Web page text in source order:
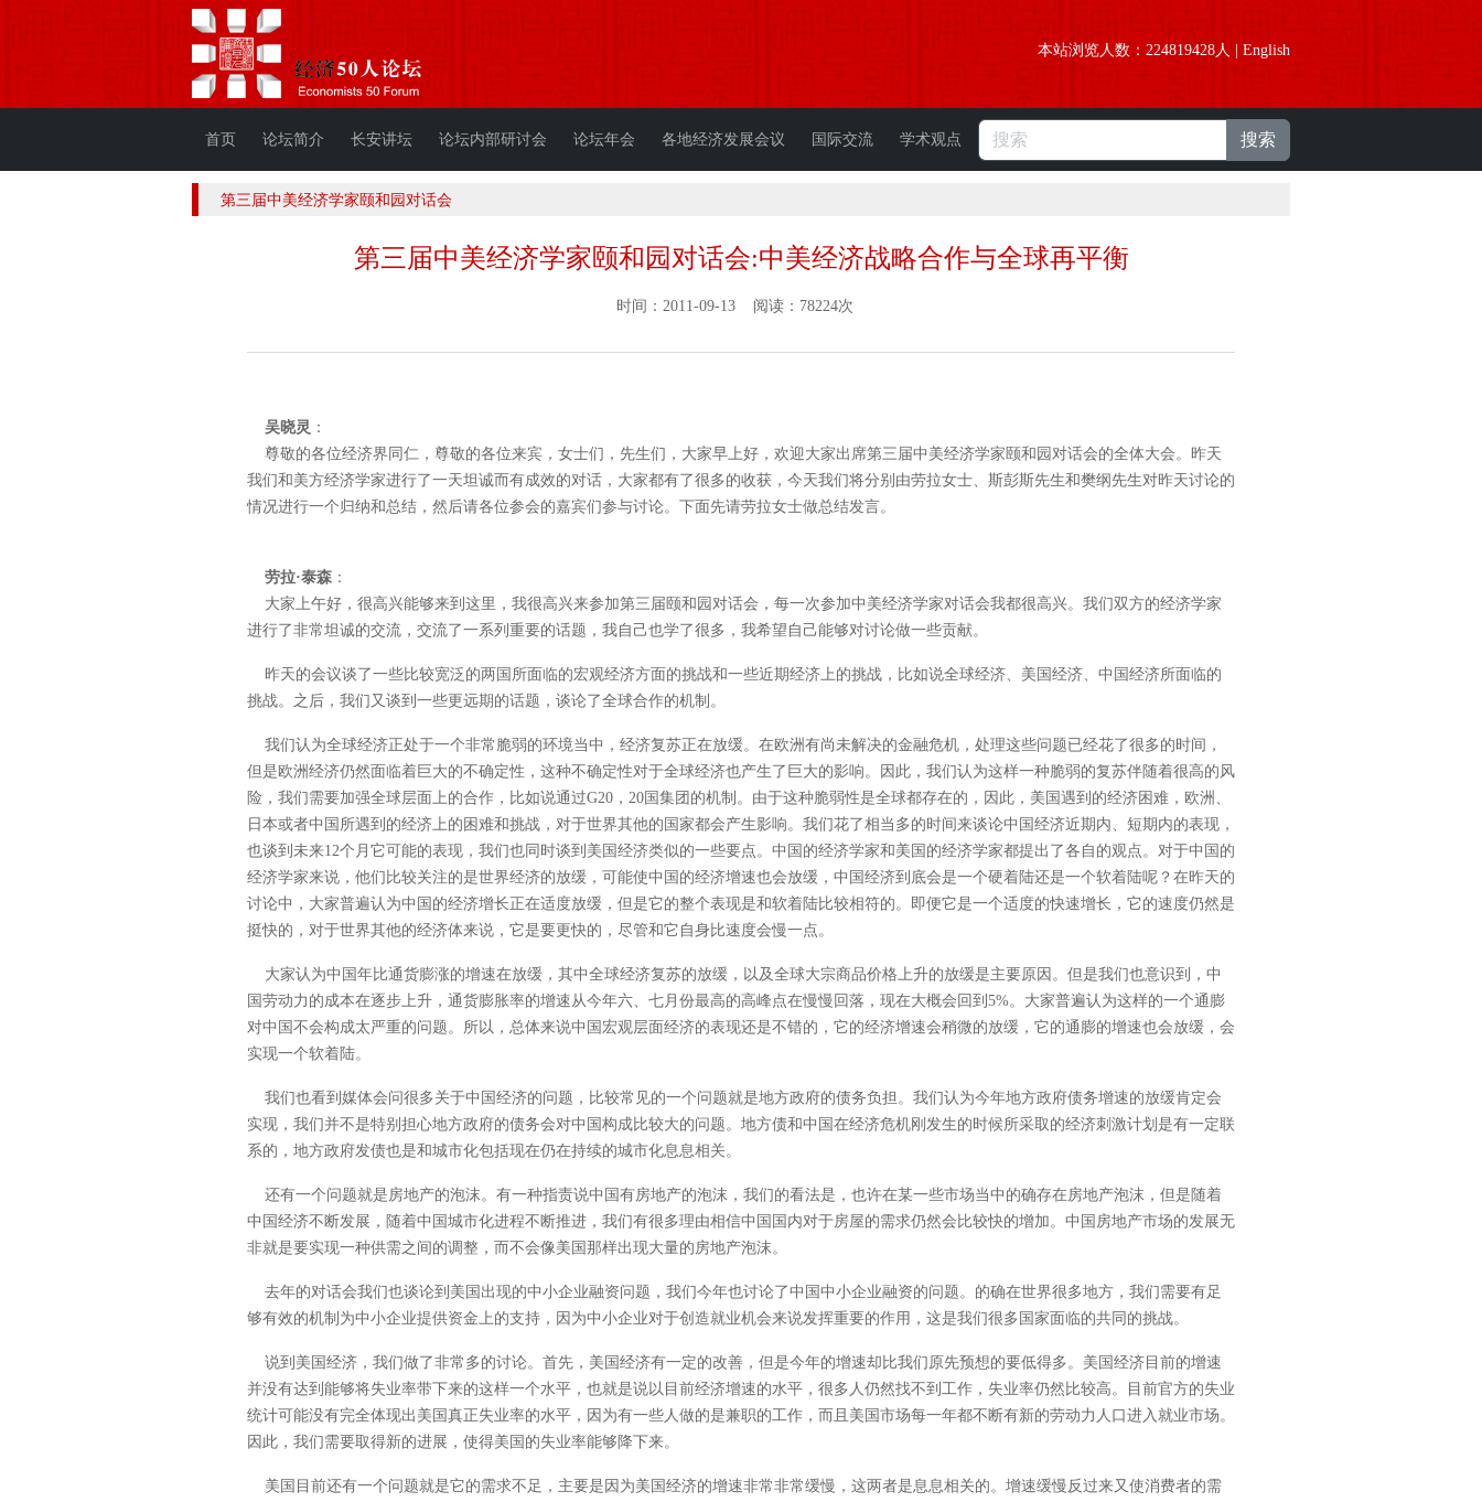
本站浏览人数： 224819428人 | English
首页 论坛简介 长安讲坛 论坛内部研讨会 论坛年会 各地经济发展会议 国际交流 学术观点 搜索
第三届中美经济学家颐和园对话会
第三届中美经济学家颐和园对话会:中美经济战略合作与全球再平衡
时间：2011-09-13 阅读：78224次
吴晓灵 ：
尊敬的各位经济界同仁，尊敬的各位来宾，女士们，先生们，大家早上好，欢迎大家出席第三届中美经济学家颐和园对话会的全体大会。昨天
我们和美方经济学家进行了一天坦诚而有成效的对话，大家都有了很多的收获，今天我们将分别由劳拉女士、斯彭斯先生和樊纲先生对昨天讨论的
情况进行一个归纳和总结，然后请各位参会的嘉宾们参与讨论。下面先请劳拉女士做总结发言。
劳拉·泰森：
大家上午好，很高兴能够来到这里，我很高兴来参加第三届颐和园对话会，每一次参加中美经济学家对话会我都很高兴。我们双方的经济学家
进行了非常坦诚的交流，交流了一系列重要的话题，我自己也学了很多，我希望自己能够对讨论做一些贡献。
昨天的会议谈了一些比较宽泛的两国所面临的宏观经济方面的挑战和一些近期经济上的挑战，比如说全球经济、美国经济、中国经济所面临的
挑战。之后，我们又谈到一些更远期的话题，谈论了全球合作的机制。
我们认为全球经济正处于一个非常脆弱的环境当中，经济复苏正在放缓。在欧洲有尚未解决的金融危机，处理这些问题已经花了很多的时间，
但是欧洲经济仍然面临着巨大的不确定性，这种不确定性对于全球经济也产生了巨大的影响。因此，我们认为这样一种脆弱的复苏伴随着很高的风
险，我们需要加强全球层面上的合作，比如说通过G20，20国集团的机制。由于这种脆弱性是全球都存在的，因此，美国遇到的经济困难，欧洲、
日本或者中国所遇到的经济上的困难和挑战，对于世界其他的国家都会产生影响。我们花了相当多的时间来谈论中国经济近期内、短期内的表现，
也谈到未来12个月它可能的表现，我们也同时谈到美国经济类似的一些要点。中国的经济学家和美国的经济学家都提出了各自的观点。对于中国的
经济学家来说，他们比较关注的是世界经济的放缓，可能使中国的经济增速也会放缓，中国经济到底会是一个硬着陆还是一个软着陆呢？在昨天的
讨论中，大家普遍认为中国的经济增长正在适度放缓，但是它的整个表现是和软着陆比较相符的。即便它是一个适度的快速增长，它的速度仍然是
挺快的，对于世界其他的经济体来说，它是要更快的，尽管和它自身比速度会慢一点。
大家认为中国年比通货膨涨的增速在放缓，其中全球经济复苏的放缓，以及全球大宗商品价格上升的放缓是主要原因。但是我们也意识到，中
国劳动力的成本在逐步上升，通货膨胀率的增速从今年六、七月份最高的高峰点在慢慢回落，现在大概会回到5%。大家普遍认为这样的一个通膨
对中国不会构成太严重的问题。所以，总体来说中国宏观层面经济的表现还是不错的，它的经济增速会稍微的放缓，它的通膨的增速也会放缓，会
实现一个软着陆。
我们也看到媒体会问很多关于中国经济的问题，比较常见的一个问题就是地方政府的债务负担。我们认为今年地方政府债务增速的放缓肯定会
实现，我们并不是特别担心地方政府的债务会对中国构成比较大的问题。地方债和中国在经济危机刚发生的时候所采取的经济刺激计划是有一定联
系的，地方政府发债也是和城市化包括现在仍在持续的城市化息息相关。
还有一个问题就是房地产的泡沫。有一种指责说中国有房地产的泡沫，我们的看法是，也许在某一些市场当中的确存在房地产泡沫，但是随着
中国经济不断发展，随着中国城市化进程不断推进，我们有很多理由相信中国国内对于房屋的需求仍然会比较快的增加。中国房地产市场的发展无
非就是要实现一种供需之间的调整，而不会像美国那样出现大量的房地产泡沫。
去年的对话会我们也谈论到美国出现的中小企业融资问题，我们今年也讨论了中国中小企业融资的问题。的确在世界很多地方，我们需要有足
够有效的机制为中小企业提供资金上的支持，因为中小企业对于创造就业机会来说发挥重要的作用，这是我们很多国家面临的共同的挑战。
说到美国经济，我们做了非常多的讨论。首先，美国经济有一定的改善，但是今年的增速却比我们原先预想的要低得多。美国经济目前的增速
并没有达到能够将失业率带下来的这样一个水平，也就是说以目前经济增速的水平，很多人仍然找不到工作，失业率仍然比较高。目前官方的失业
统计可能没有完全体现出美国真正失业率的水平，因为有一些人做的是兼职的工作，而且美国市场每一年都不断有新的劳动力人口进入就业市场。
因此，我们需要取得新的进展，使得美国的失业率能够降下来。
美国目前还有一个问题就是它的需求不足，主要是因为美国经济的增速非常非常缓慢，这两者是息息相关的。增速缓慢反过来又使消费者的需